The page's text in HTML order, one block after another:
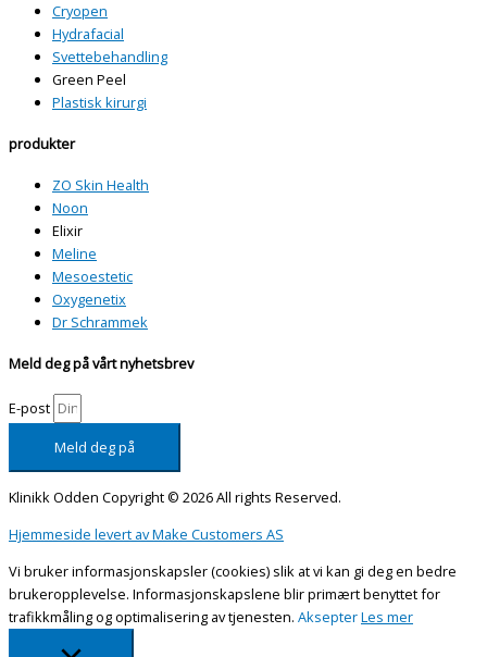
Cryopen
Hydrafacial
Svettebehandling
Green Peel
Plastisk kirurgi
produkter
ZO Skin Health
Noon
Elixir
Meline
Mesoestetic
Oxygenetix
Dr Schrammek
Meld deg på vårt nyhetsbrev
E-post
Meld deg på
Klinikk Odden Copyright © 2026 All rights Reserved.
Hjemmeside levert av Make Customers AS
Vi bruker informasjonskapsler (cookies) slik at vi kan gi deg en bedre
brukeropplevelse. Informasjonskapslene blir primært benyttet for
trafikkmåling og optimalisering av tjenesten. AksepterLes mer